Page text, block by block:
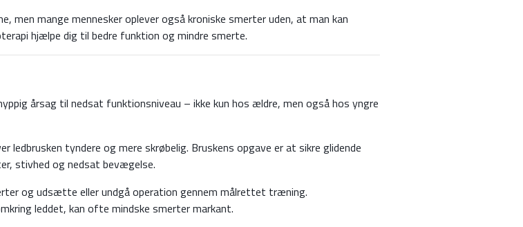
mange mennesker oplever også kroniske smerter uden, at man kan
hjælpe dig til bedre funktion og mindre smerte.
årsag til nedsat funktionsniveau – ikke kun hos ældre, men også hos yngre
tyndere og mere skrøbelig. Bruskens opgave er at sikre glidende
stivhed og nedsat bevægelse.
og udsætte eller undgå operation gennem målrettet træning.
leddet, kan ofte mindske smerter markant.